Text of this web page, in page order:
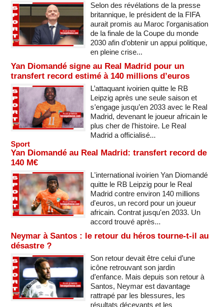
Selon des révélations de la presse
britannique, le président de la FIFA
aurait promis au Maroc l’organisation
de la finale de la Coupe du monde
2030 afin d’obtenir un appui politique,
en pleine crise...
Yan Diomandé signe au Real Madrid pour un
transfert record estimé à 140 millions d’euros
L’attaquant ivoirien quitte le RB
Leipzig après une seule saison et
s’engage jusqu’en 2033 avec le Real
Madrid, devenant le joueur africain le
plus cher de l’histoire. Le Real
Madrid a officialisé...
Sport
Yan Diomandé au Real Madrid: transfert record de
140 M€
L'international ivoirien Yan Diomandé
quitte le RB Leipzig pour le Real
Madrid contre environ 140 millions
d'euros, un record pour un joueur
africain. Contrat jusqu'en 2033. Un
accord trouvé après...
Neymar à Santos : le retour du héros tourne-t-il au
désastre ?
Son retour devait être celui d’une
icône retrouvant son jardin
d’enfance. Mais depuis son retour à
Santos, Neymar est davantage
rattrapé par les blessures, les
résultats décevants et les